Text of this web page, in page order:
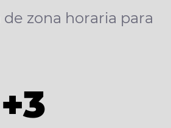
zona horaria para